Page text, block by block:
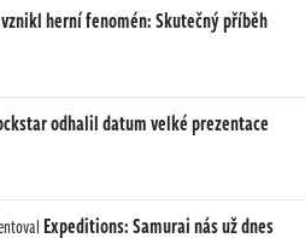
herní fenomén: Skutečný příběh
odhalil datum velké prezentace
Expeditions: Samurai nás už dnes